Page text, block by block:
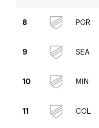
8 POR
9 SEA
10 MIN
11 COL